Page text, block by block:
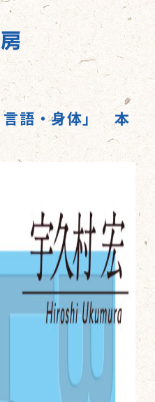
言語・身体」 本